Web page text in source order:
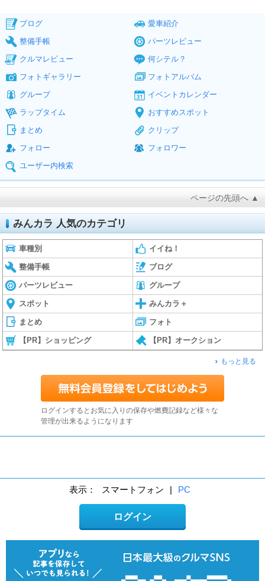
ブログ
愛車紹介
整備手帳
パーツレビュー
クルマレビュー
何シテル？
フォトギャラリー
フォトアルバム
グループ
イベントカレンダー
ラップタイム
おすすめスポット
まとめ
クリップ
フォロー
フォロワー
ユーザー内検索
ページの先頭へ ▲
みんカラ 人気のカテゴリ
車種別 イイね！
整備手帳 ブログ
パーツレビュー グループ
スポット みんカラ＋
まとめ フォト
【PR】ショッピング 【PR】オークション
もっと見る
ログインするとお気に入りの保存や燃費記録など様々な
管理が出来るようになります
表示： スマートフォン | PC
ログイン